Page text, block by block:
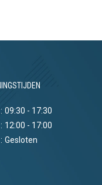
: 09:30 - 17:30
: 12:00 - 17:00
: Gesloten